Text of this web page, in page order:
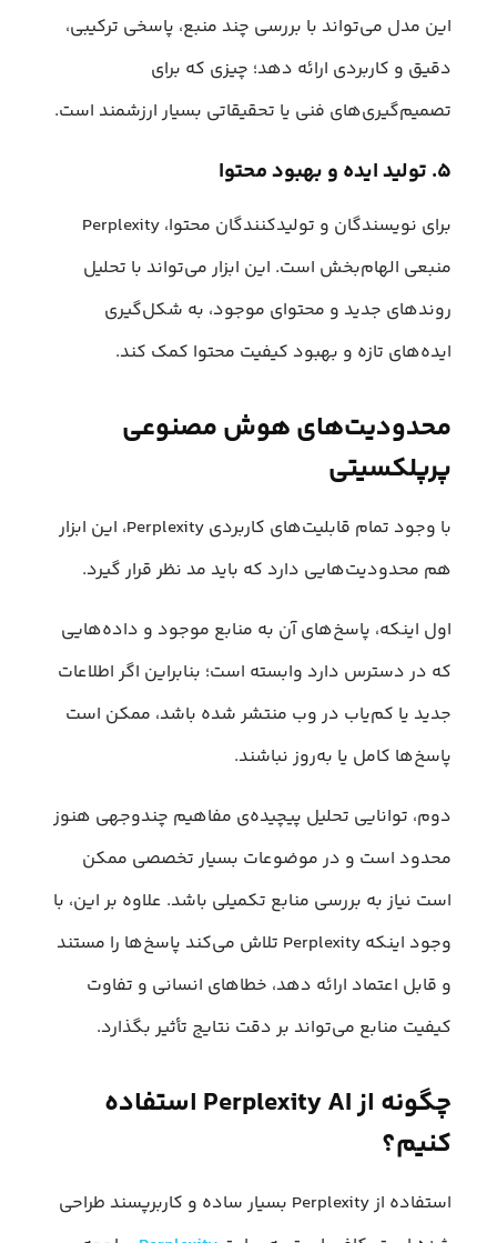
این مدل می‌تواند با بررسی چند منبع، پاسخی ترکیبی،
دقیق و کاربردی ارائه دهد؛ چیزی که برای
تصمیم‌گیری‌های فنی یا تحقیقاتی بسیار ارزشمند است.
۵. تولید ایده و بهبود محتوا
برای نویسندگان و تولیدکنندگان محتوا، Perplexity
منبعی الهام‌بخش است. این ابزار می‌تواند با تحلیل
روندهای جدید و محتوای موجود، به شکل‌گیری
ایده‌های تازه و بهبود کیفیت محتوا کمک کند.
محدودیت‌های هوش مصنوعی
پرپلکسیتی
با وجود تمام قابلیت‌های کاربردی Perplexity، این ابزار
هم محدودیت‌هایی دارد که باید مد نظر قرار گیرد.
اول اینکه، پاسخ‌های آن به منابع موجود و داده‌هایی
که در دسترس دارد وابسته است؛ بنابراین اگر اطلاعات
جدید یا کم‌یاب در وب منتشر شده باشد، ممکن است
پاسخ‌ها کامل یا به‌روز نباشند.
دوم، توانایی تحلیل پیچیده‌ی مفاهیم چندوجهی هنوز
محدود است و در موضوعات بسیار تخصصی ممکن
است نیاز به بررسی منابع تکمیلی باشد. علاوه بر این، با
وجود اینکه Perplexity تلاش می‌کند پاسخ‌ها را مستند
و قابل اعتماد ارائه دهد، خطاهای انسانی و تفاوت
کیفیت منابع می‌تواند بر دقت نتایج تأثیر بگذارد.
چگونه از Perplexity AI استفاده
کنیم؟
استفاده از Perplexity بسیار ساده و کاربرپسند طراحی